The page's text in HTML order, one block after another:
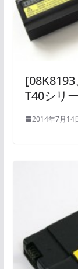
[08K8193
T40シリ
2014年7月14